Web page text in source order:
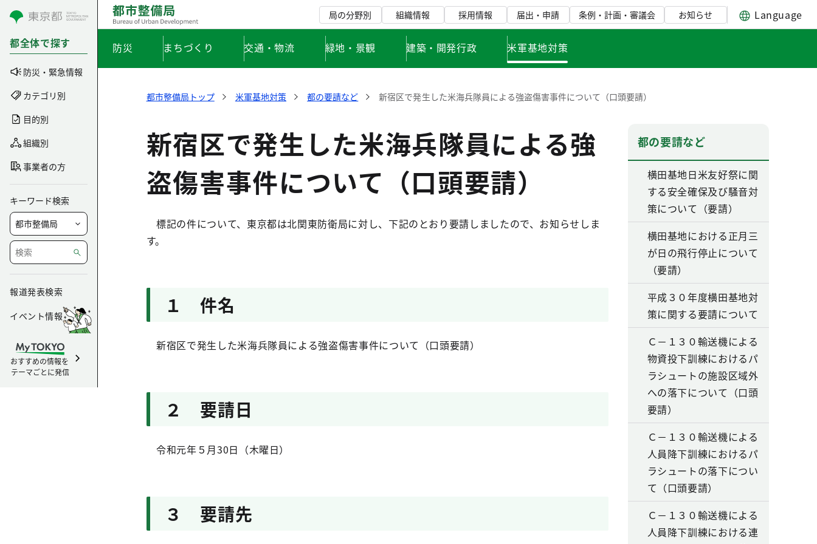
コンテンツにスキップ
都全体で探す
防災・緊急情報
カテゴリ別
目的別
組織別
事業者の方
キーワード検索
報道発表検索
イベント情報
おすすめの情報を
テーマごとに発信
局の分野別 組織情報 採用情報 届出・申請 条例・計画・審議会 お知らせ Language
防災 まちづくり 交通・物流 緑地・景観 建築・開発行政 米軍基地対策
都市整備局トップ 米軍基地対策 都の要請など 新宿区で発生した米海兵隊員による強盗傷害事件について（口頭要請）
新宿区で発生した米海兵隊員による強
盗傷害事件について（口頭要請）
標記の件について、東京都は北関東防衛局に対し、下記のとおり要請しましたので、お知らせしま
す。
１ 件名
新宿区で発生した米海兵隊員による強盗傷害事件について（口頭要請）
２ 要請日
令和元年５月30日（木曜日）
３ 要請先
都の要請など
横田基地日米友好祭に関
する安全確保及び騒音対
策について（要請）
横田基地における正月三
が日の飛行停止について
（要請）
平成３０年度横田基地対
策に関する要請について
Ｃ－１３０輸送機による
物資投下訓練におけるパ
ラシュートの施設区域外
への落下について（口頭
要請）
Ｃ－１３０輸送機による
人員降下訓練におけるパ
ラシュートの落下につい
て（口頭要請）
Ｃ－１３０輸送機による
人員降下訓練における連